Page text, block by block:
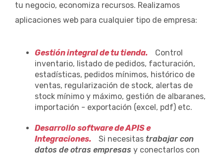
tu negocio, economiza recursos. Realizamos
aplicaciones web para cualquier tipo de empresa:
Gestión integral de tu tienda.
Control
inventario, listado de pedidos, facturación,
estadísticas, pedidos mínimos, histórico de
ventas, regularización de stock, alertas de
stock mínimo y máximo, gestión de albaranes,
importación - exportación (excel, pdf) etc.
Desarrollo software de APIS e
Integraciones.
Si necesitas trabajar con
datos de otras empresas y conectarlos con